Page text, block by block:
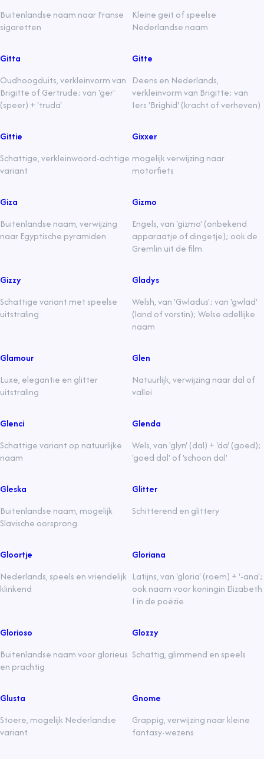
Buitenlandse naam naar Franse
sigaretten
Kleine geit of speelse
Nederlandse naam
Gitta
Oudhoogduits, verkleinvorm van
Brigitte of Gertrude; van 'ger'
(speer) + 'truda'
Gitte
Deens en Nederlands,
verkleinvorm van Brigitte; van
Iers 'Brighid' (kracht of verheven)
Gittie
Schattige, verkleinwoord-achtige
variant
Gixxer
mogelijk verwijzing naar
motorfiets
Giza
Buitenlandse naam, verwijzing
naar Egyptische pyramiden
Gizmo
Engels, van 'gizmo' (onbekend
apparaatje of dingetje); ook de
Gremlin uit de film
Gizzy
Schattige variant met speelse
uitstraling
Gladys
Welsh, van 'Gwladus'; van 'gwlad'
(land of vorstin); Welse adellijke
naam
Glamour
Luxe, elegantie en glitter
uitstraling
Glen
Natuurlijk, verwijzing naar dal of
vallei
Glenci
Schattige variant op natuurlijke
naam
Glenda
Wels, van 'glyn' (dal) + 'da' (goed);
'goed dal' of 'schoon dal'
Gleska
Buitenlandse naam, mogelijk
Slavische oorsprong
Glitter
Schitterend en glittery
Gloortje
Nederlands, speels en vriendelijk
klinkend
Gloriana
Latijns, van 'gloria' (roem) + '-ana';
ook naam voor koningin Elizabeth
I in de poëzie
Glorioso
Buitenlandse naam voor glorieus
en prachtig
Glozzy
Schattig, glimmend en speels
Glusta
Stoere, mogelijk Nederlandse
variant
Gnome
Grappig, verwijzing naar kleine
fantasy-wezens